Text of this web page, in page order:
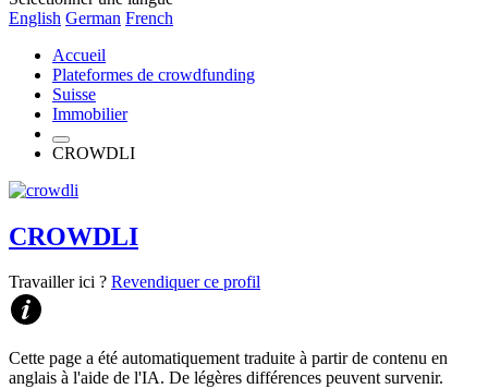
English German French
Accueil
Plateformes de crowdfunding
Suisse
Immobilier
CROWDLI
CROWDLI
Travailler ici ? Revendiquer ce profil
Cette page a été automatiquement traduite à partir de contenu en
anglais à l'aide de l'IA. De légères différences peuvent survenir.